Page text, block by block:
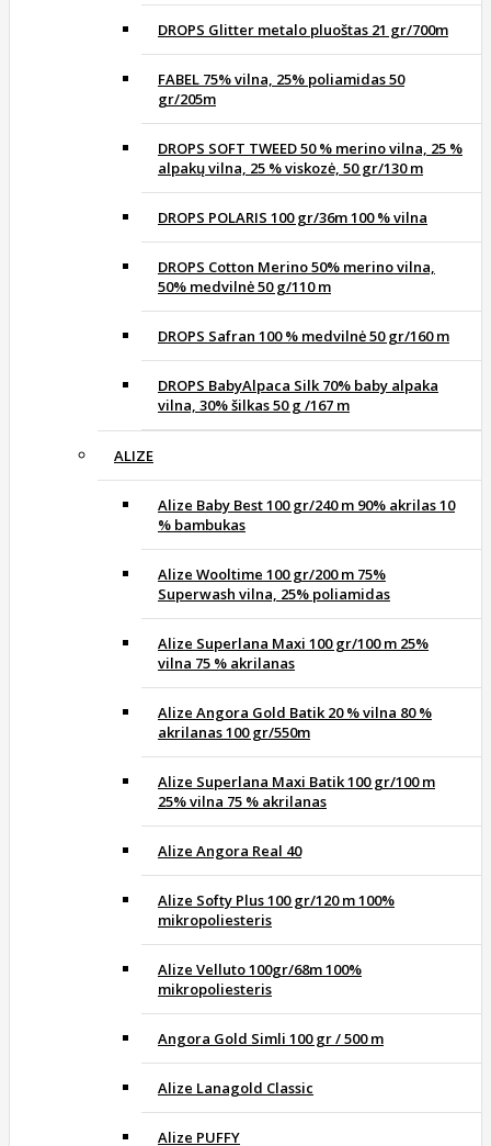
DROPS Glitter metalo pluoštas 21 gr/700m
FABEL 75% vilna, 25% poliamidas 50
gr/205m
DROPS SOFT TWEED 50 % merino vilna, 25 %
alpakų vilna, 25 % viskozė, 50 gr/130 m
DROPS POLARIS 100 gr/36m 100 % vilna
DROPS Cotton Merino 50% merino vilna,
50% medvilnė 50 g/110 m
DROPS Safran 100 % medvilnė 50 gr/160 m
DROPS BabyAlpaca Silk 70% baby alpaka
vilna, 30% šilkas 50 g /167 m
ALIZE
Alize Baby Best 100 gr/240 m 90% akrilas 10
% bambukas
Alize Wooltime 100 gr/200 m 75%
Superwash vilna, 25% poliamidas
Alize Superlana Maxi 100 gr/100 m 25%
vilna 75 % akrilanas
Alize Angora Gold Batik 20 % vilna 80 %
akrilanas 100 gr/550m
Alize Superlana Maxi Batik 100 gr/100 m
25% vilna 75 % akrilanas
Alize Angora Real 40
Alize Softy Plus 100 gr/120 m 100%
mikropoliesteris
Alize Velluto 100gr/68m 100%
mikropoliesteris
Angora Gold Simli 100 gr / 500 m
Alize Lanagold Classic
Alize PUFFY